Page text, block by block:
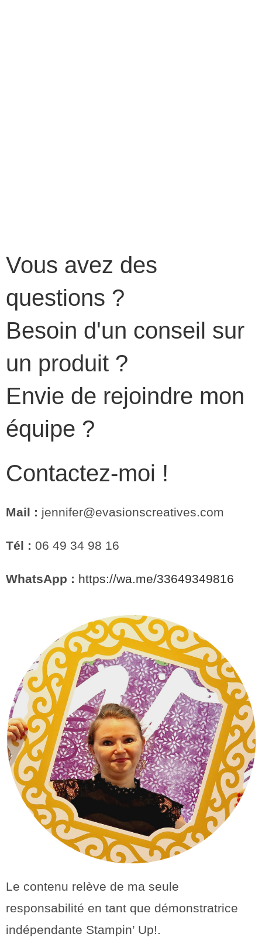
Vous avez des
questions ?
Besoin d'un conseil sur
un produit ?
Envie de rejoindre mon
équipe ?
Contactez-moi !
Mail : jennifer@evasionscreatives.com
Tél : 06 49 34 98 16
WhatsApp : https://wa.me/33649349816
Le contenu relève de ma seule
responsabilité en tant que démonstratrice
indépendante Stampin’ Up!.